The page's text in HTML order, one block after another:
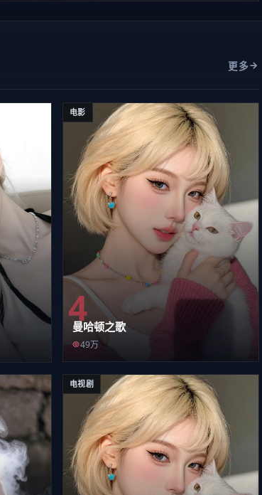
更多
4
电影
曼哈顿之歌
49万
电视剧